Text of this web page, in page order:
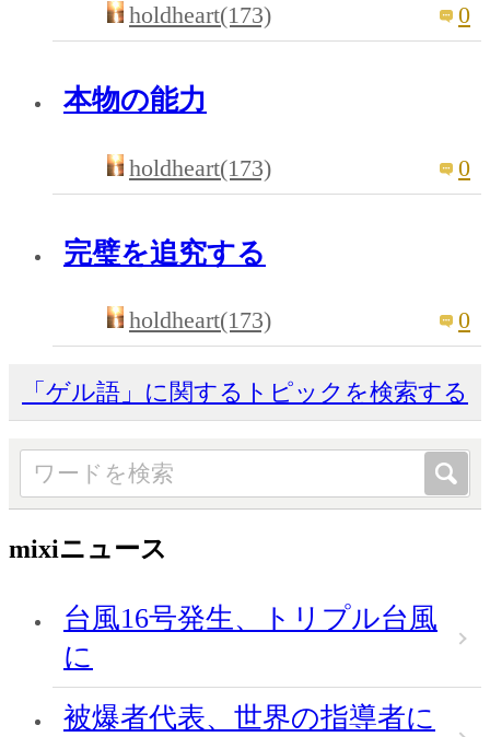
holdheart(173) 0
本物の能力
holdheart(173) 0
完璧を追究する
holdheart(173) 0
「ゲル語」に関するトピックを検索する
mixiニュース
台風16号発生、トリプル台風
に
被爆者代表、世界の指導者に